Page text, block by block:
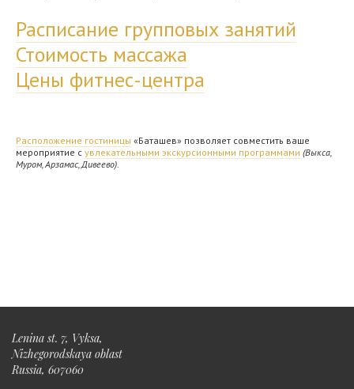
Расписание групповых занятий
Стоимость массажа
Цены фитнес-центра​
Расположение гостиницы «Баташев» позволяет совместить ваше
мероприятие с увлекательными экскурсионными программами (Выкса,
Муром, Арзамас, Дивеево).
Lenina st. 7, Vyksa,
Nizhegorodskaya oblast
Russia, 607060